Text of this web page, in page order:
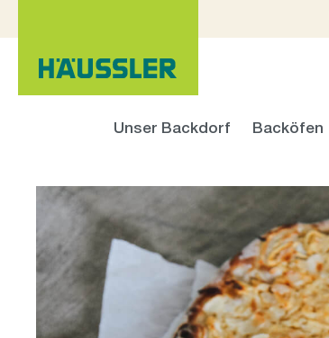
Unser Backdorf Backöfen
Bildergalerie überspringen